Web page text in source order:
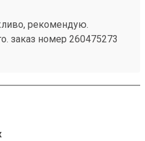
рекомендую.
заказ номер 260475273